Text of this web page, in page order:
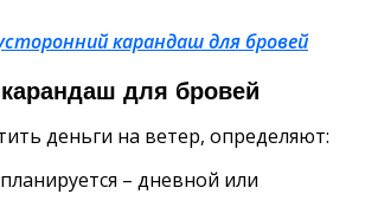
карандаш для бровей
для бровей
деньги на ветер, определяют:
– дневной или